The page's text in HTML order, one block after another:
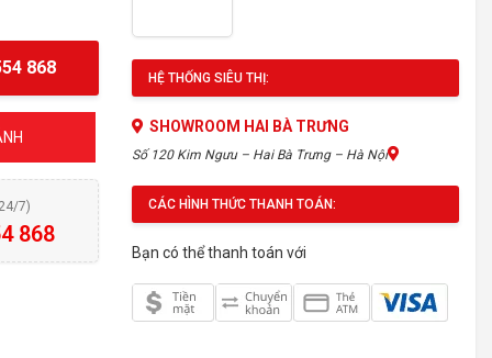
868
7)
868
HỆ THỐNG SIÊU THỊ:
SHOWROOM HAI BÀ TRƯNG
Số 120 Kim Ngưu – Hai Bà Trưng – Hà Nội
CÁC HÌNH THỨC THANH TOÁN:
Bạn có thể thanh toán với